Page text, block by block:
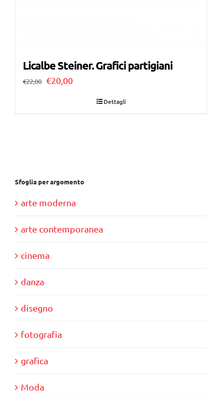
Licalbe Steiner. Grafici partigiani
€22,00 Il
€20,00Il
Dettagli
Sfoglia per argomento
arte moderna
arte contemporanea
cinema
danza
disegno
fotografia
grafica
Moda